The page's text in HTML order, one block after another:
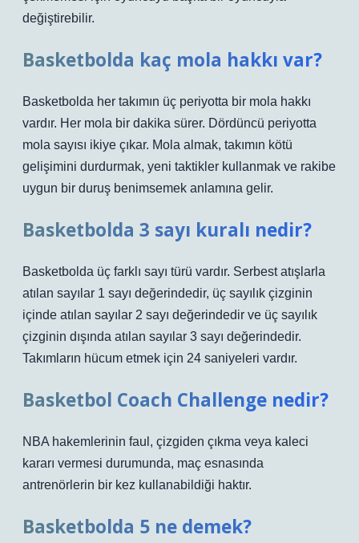
değiştirebilir.
Basketbolda kaç mola hakkı var?
Basketbolda her takımın üç periyotta bir mola hakkı
vardır. Her mola bir dakika sürer. Dördüncü periyotta
mola sayısı ikiye çıkar. Mola almak, takımın kötü
gelişimini durdurmak, yeni taktikler kullanmak ve rakibe
uygun bir duruş benimsemek anlamına gelir.
Basketbolda 3 sayı kuralı nedir?
Basketbolda üç farklı sayı türü vardır. Serbest atışlarla
atılan sayılar 1 sayı değerindedir, üç sayılık çizginin
içinde atılan sayılar 2 sayı değerindedir ve üç sayılık
çizginin dışında atılan sayılar 3 sayı değerindedir.
Takımların hücum etmek için 24 saniyeleri vardır.
Basketbol Coach Challenge nedir?
NBA hakemlerinin faul, çizgiden çıkma veya kaleci
kararı vermesi durumunda, maç esnasında
antrenörlerin bir kez kullanabildiği haktır.
Basketbolda 5 ne demek?